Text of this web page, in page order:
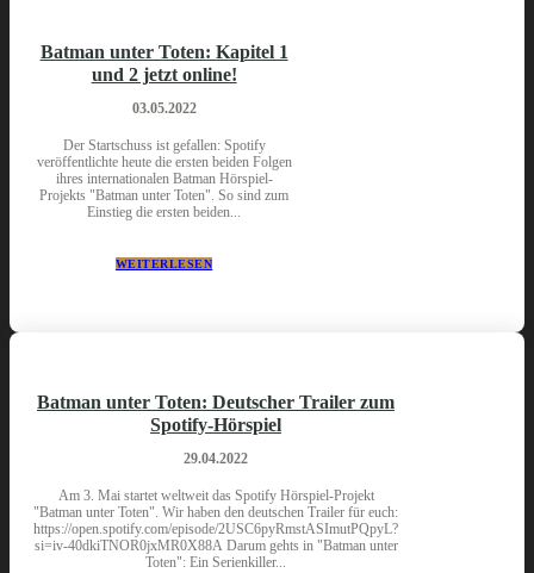
Batman unter Toten: Kapitel 1
und 2 jetzt online!
03.05.2022
Der Startschuss ist gefallen: Spotify
veröffentlichte heute die ersten beiden Folgen
ihres internationalen Batman Hörspiel-
Projekts "Batman unter Toten". So sind zum
Einstieg die ersten beiden...
WEITERLESEN
Batman unter Toten: Deutscher Trailer zum
Spotify-Hörspiel
29.04.2022
Am 3. Mai startet weltweit das Spotify Hörspiel-Projekt
"Batman unter Toten". Wir haben den deutschen Trailer für euch:
https://open.spotify.com/episode/2USC6pyRmstASImutPQpyL?
si=iv-40dkiTNOR0jxMR0X88A Darum gehts in "Batman unter
Toten": Ein Serienkiller...